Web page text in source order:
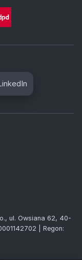
ul. Owsiana 62, 40-
| Regon: